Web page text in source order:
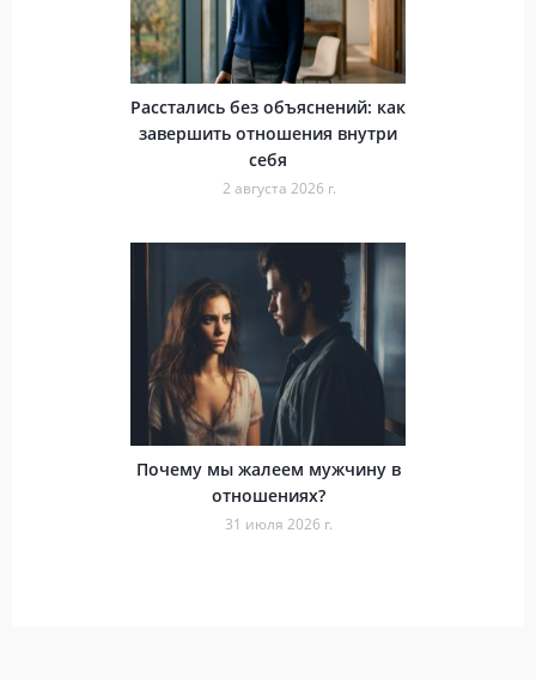
Расстались без объяснений: как
завершить отношения внутри
себя
2 августа 2026 г.
Почему мы жалеем мужчину в
отношениях?
31 июля 2026 г.